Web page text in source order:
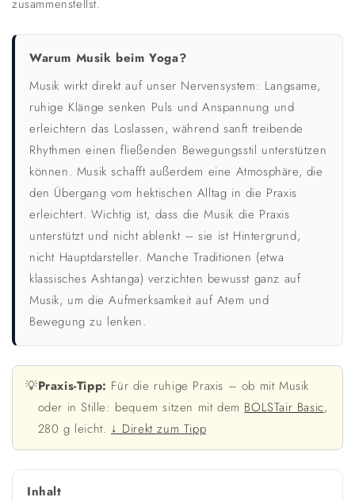
zusammenstellst.
Warum Musik beim Yoga?
Musik wirkt direkt auf unser Nervensystem: Langsame,
ruhige Klänge senken Puls und Anspannung und
erleichtern das Loslassen, während sanft treibende
Rhythmen einen fließenden Bewegungsstil unterstützen
können. Musik schafft außerdem eine Atmosphäre, die
den Übergang vom hektischen Alltag in die Praxis
erleichtert. Wichtig ist, dass die Musik die Praxis
unterstützt und nicht ablenkt – sie ist Hintergrund,
nicht Hauptdarsteller. Manche Traditionen (etwa
klassisches Ashtanga) verzichten bewusst ganz auf
Musik, um die Aufmerksamkeit auf Atem und
Bewegung zu lenken.
💡Praxis-Tipp: Für die ruhige Praxis – ob mit Musik
oder in Stille: bequem sitzen mit dem BOLSTair Basic,
280 g leicht. ↓ Direkt zum Tipp
Inhalt